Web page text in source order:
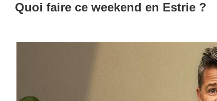
Quoi faire ce weekend en Estrie ?